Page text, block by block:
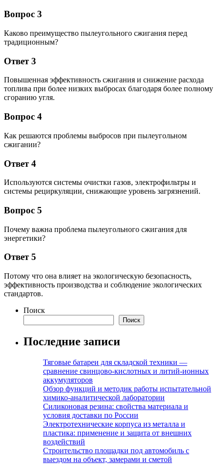
Вопрос 3
Каково преимущество пылеугольного сжигания перед
традиционным?
Ответ 3
Повышенная эффективность сжигания и снижение расхода
топлива при более низких выбросах благодаря более полному
сгоранию угля.
Вопрос 4
Как решаются проблемы выбросов при пылеугольном
сжигании?
Ответ 4
Используются системы очистки газов, электрофильтры и
системы рециркуляции, снижающие уровень загрязнений.
Вопрос 5
Почему важна проблема пылеугольного сжигания для
энергетики?
Ответ 5
Потому что она влияет на экологическую безопасность,
эффективность производства и соблюдение экологических
стандартов.
Поиск
Поиск
Последние записи
Тяговые батареи для складской техники —
сравнение свинцово-кислотных и литий-ионных
аккумуляторов
Обзор функций и методик работы испытательной
химико-аналитической лаборатории
Силиконовая резина: свойства материала и
условия доставки по России
Электротехнические корпуса из металла и
пластика: применение и защита от внешних
воздействий
Строительство площадки под автомобиль с
выездом на объект, замерами и сметой